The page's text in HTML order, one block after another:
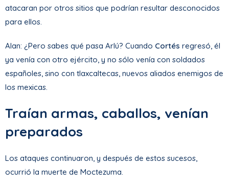
atacaran por otros sitios que podrían resultar desconocidos
para ellos.
Alan: ¿Pero sabes qué pasa Arlú? Cuando Cortés regresó, él
ya venía con otro ejército, y no sólo venía con soldados
españoles, sino con tlaxcaltecas, nuevos aliados enemigos de
los mexicas.
Traían armas, caballos, venían
preparados
Los ataques continuaron, y después de estos sucesos,
ocurrió la muerte de Moctezuma.